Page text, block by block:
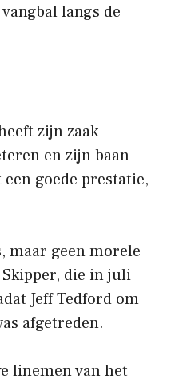
langs de
zijn zaak
en zijn baan
goede prestatie,
maar geen morele
die in juli
Jeff Tedford om
afgetreden.
linemen van het